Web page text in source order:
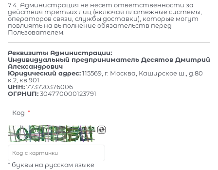
7.4. Администрация не несет ответственности за
действия третьих лиц (включая платежные системы,
операторов связи, службы доставки), которые могут
повлиять на выполнение обязательств перед
Пользователем.
Реквизиты Администрации:
Индивидуальный предприниматель Десятов Дмитрий
Александрович
Юридический адрес:115569, г. Москва, Каширское ш., д.80
к.2, кв.901
ИНН:773720376006
ОГРНИП:304770000123791
Код
* буквы на русском языке